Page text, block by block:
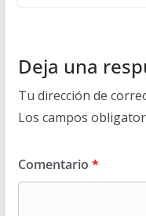
Deja una
Tu dirección de
Los campos
Comentario *